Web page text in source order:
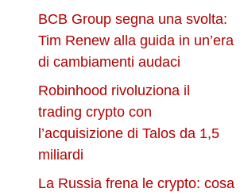
BCB Group segna una svolta:
Tim Renew alla guida in un’era
di cambiamenti audaci
Robinhood rivoluziona il
trading crypto con
l’acquisizione di Talos da 1,5
miliardi
La Russia frena le crypto: cosa